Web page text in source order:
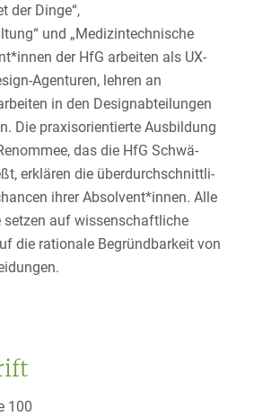
der Dinge“,
und „Medizintechnische
der HfG arbeiten als UX-
Agenturen, lehren an
in den Designabteilungen
Die praxisorientierte Ausbildung
das die HfG Schwä­
erklären die über­durch­schnitt­li­
ihrer Absolvent*innen. Alle
auf wissen­schaft­liche
die ratio­nale Begründ­bar­keit von
100